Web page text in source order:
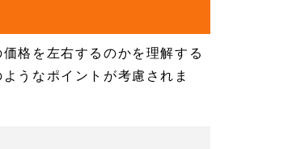
格を左右するのかを理解する
うなポイントが考慮されま